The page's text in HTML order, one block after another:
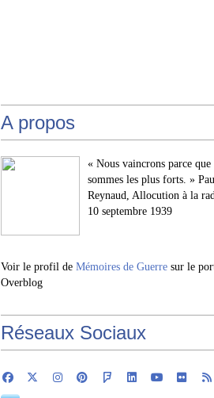
A propos
« Nous vaincrons parce que
sommes les plus forts. »
Reynaud, Allocution à la
10 septembre 1939
Voir le profil de Mémoires de Guerre sur le
Overblog
Réseaux Sociaux